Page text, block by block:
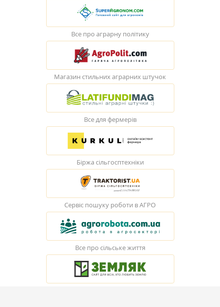
Все про аграрну політику
Магазин стильних аграрних штучок
Все для фермерів
Біржа сільгосптехніки
Сервіс пошуку роботи в АГРО
Все про сільське життя